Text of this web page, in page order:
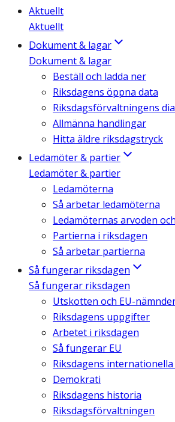
Aktuellt
Aktuellt
Dokument & lagar
Dokument & lagar
Beställ och ladda ner
Riksdagens öppna data
Riksdagsförvaltningens
Allmänna handlingar
Hitta äldre riksdagstryck
Ledamöter & partier
Ledamöter & partier
Ledamöterna
Så arbetar ledamöterna
Ledamöternas arvoden
Partierna i riksdagen
Så arbetar partierna
Så fungerar riksdagen
Så fungerar riksdagen
Utskotten och EU-
Riksdagens uppgifter
Arbetet i riksdagen
Så fungerar EU
Riksdagens
Demokrati
Riksdagens historia
Riksdagsförvaltningen